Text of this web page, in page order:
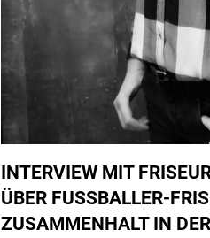
INTERVIEW MIT
ÜBER FUSSBALLER-
USAMMENHALT IN DER